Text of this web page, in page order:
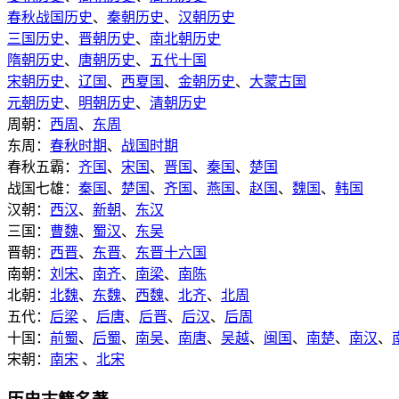
春秋战国历史、 秦朝历史、 汉朝历史
三国历史、 晋朝历史、 南北朝历史
隋朝历史、 唐朝历史、
五代十国
宋朝历史、 辽国 、 西夏国 、 金朝历史、 大蒙古国
元朝历史、 明朝历史、 清朝历史
周朝： 西周 、 东周
东周： 春秋时期、 战国时期
春秋五霸： 齐国 、 宋国 、 晋国 、 秦国 、 楚国
战国七雄： 秦国 、 楚国 、 齐国 、 燕国 、 赵国 、 魏国 、 韩国
汉朝： 西汉、 新朝、 东汉
三国： 曹魏、 蜀汉、 东吴
晋朝： 西晋、 东晋、 东晋十六国
南朝： 刘宋、 南齐、 南梁、 南陈
北朝： 北魏、 东魏、 西魏、 北齐、 北周
五代： 后梁 、 后唐、 后晋、 后汉、 后周
十国： 前蜀、 后蜀、 南吴、 南唐、 吴越、 闽国 、 南楚、 南汉、
宋朝： 南宋 、 北宋